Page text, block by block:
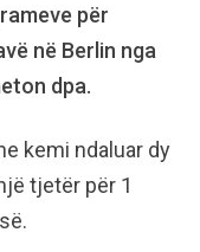
për
në Berlin nga
dpa.
kemi ndaluar dy
tjetër për 1